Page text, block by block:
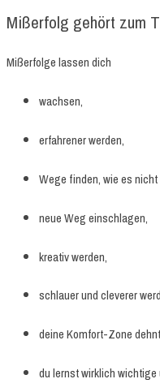
Mißerfolg gehört zum
Mißerfolge lassen dich
wachsen,
erfahrener werden,
Wege finden, wie es
neue Weg einschlagen,
kreativ werden,
schlauer und cleverer
deine Komfort-Zone
du lernst wirklich wichtige